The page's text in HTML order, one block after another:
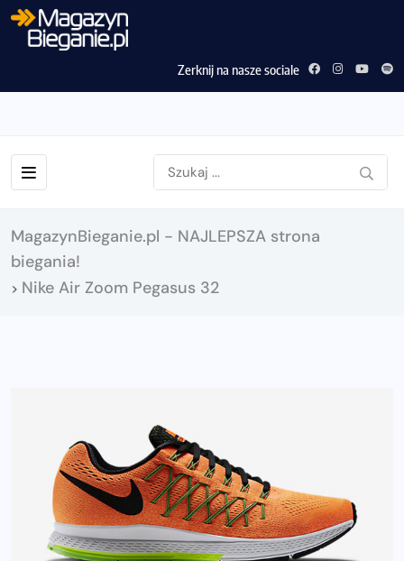
Zerknij na nasze sociale
MagazynBieganie.pl - NAJLEPSZA strona
biegania!
> Nike Air Zoom Pegasus 32